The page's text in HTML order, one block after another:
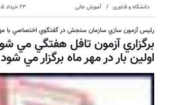
دانشگاه و فناوری آموزش عالی ۲۳ خرداد ۱۳۸۵، ۱۳:۰۷
رئيس آزمون سازي سازمان سنجش در گفتگوي اختصاصي با
برگزاري آزمون تافل هفتگي مي
اولين بار در مهر ماه برگزار مي شود